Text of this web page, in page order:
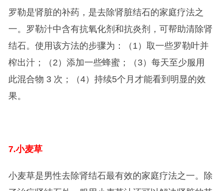
罗勒是肾脏的补药，是去除肾脏结石的家庭疗法之
一。罗勒汁中含有抗氧化剂和抗炎剂，可帮助清除肾
结石。使用该方法的步骤为：（1）取一些罗勒叶并
榨出汁；（2）添加一些蜂蜜；（3）每天至少服用
此混合物 3 次；（4）持续5个月才能看到明显的效
果。
7.小麦草
小麦草是男性去除肾结石最有效的家庭疗法之一。除